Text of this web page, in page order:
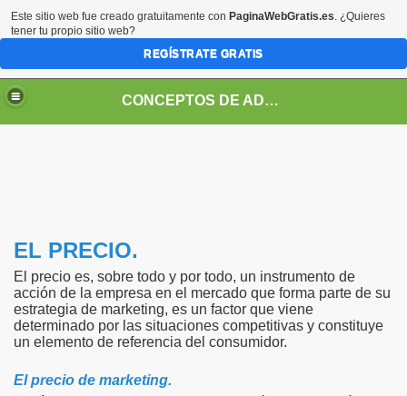
CONCEPTOS DE ADMINISTRACION
EL PRECIO.
El precio es, sobre todo y por todo, un instrumento de
acción de la empresa en el mercado que forma parte de su
estrategia de marketing, es un factor que viene
determinado por las situaciones competitivas y constituye
un elemento de referencia del consumidor.
El precio de marketing.
Este sitio web fue creado gratuitamente con PaginaWebGratis.es. ¿Quieres
tener tu propio sitio web?
REGÍSTRATE GRATIS